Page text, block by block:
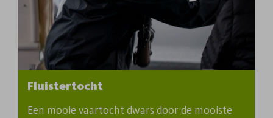
Fluistertocht
Een mooie vaartocht dwars door de mooiste